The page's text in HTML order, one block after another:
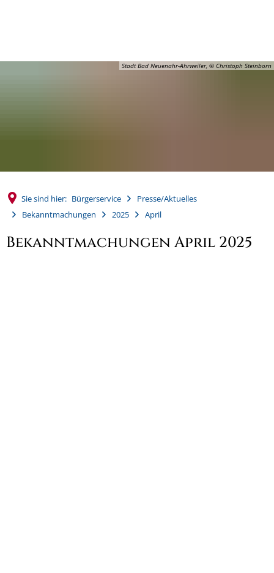
Stadt Bad Neuenahr-Ahrweiler, © Christoph Steinborn
Sie sind hier: Bürgerservice
Presse/Aktuelles
Bekanntmachungen
2025 April
Bekanntmachungen April 2025